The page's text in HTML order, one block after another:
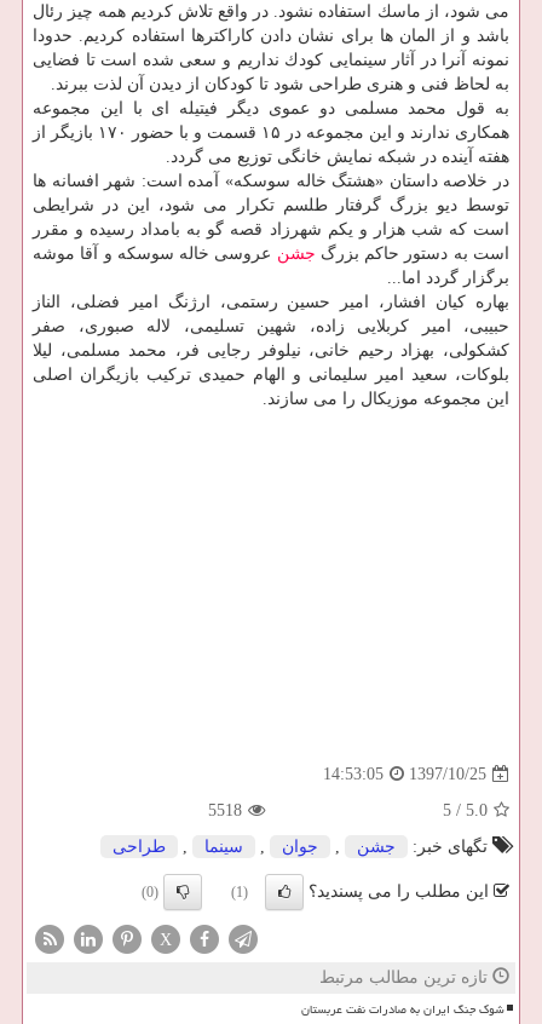
می شود، از ماسك استفاده نشود. در واقع تلاش كردیم همه چیز رئال
باشد و از المان ها برای نشان دادن كاراكترها استفاده كردیم. حدودا
نمونه آنرا در آثار سینمایی كودك نداریم و سعی شده است تا فضایی
به لحاظ فنی و هنری طراحی شود تا كودكان از دیدن آن لذت ببرند.
به قول محمد مسلمی دو عموی دیگر فیتیله ای با این مجموعه
همكاری ندارند و این مجموعه در ۱۵ قسمت و با حضور ۱۷۰ بازیگر از
هفته آینده در شبكه نمایش خانگی توزیع می گردد.
در خلاصه داستان «هشتگ خاله سوسكه» آمده است: شهر افسانه ها
توسط دیو بزرگ گرفتار طلسم تكرار می شود، این در شرایطی
است كه شب هزار و یكم شهرزاد قصه گو به بامداد رسیده و مقرر
است به دستور حاكم بزرگ جشن عروسی خاله سوسكه و آقا موشه
برگزار گردد اما...
بهاره كیان افشار، امیر حسین رستمی، ارژنگ امیر فضلی، الناز
حبیبی، امیر كربلایی زاده، شهین تسلیمی، لاله صبوری، صفر
كشكولی، بهزاد رحیم خانی، نیلوفر رجایی فر، محمد مسلمی، لیلا
بلوكات، سعید امیر سلیمانی و الهام حمیدی تركیب بازیگران اصلی
این مجموعه موزیكال را می سازند.
1397/10/25
14:53:05
5.0
/
5
5518
تگهای خبر:
جشن , جوان , سینما , طراحی
این مطلب را می پسندید؟ (1)
(0)
X
تازه ترین مطالب مرتبط
شوک جنگ ایران به صادرات نفت عربستان